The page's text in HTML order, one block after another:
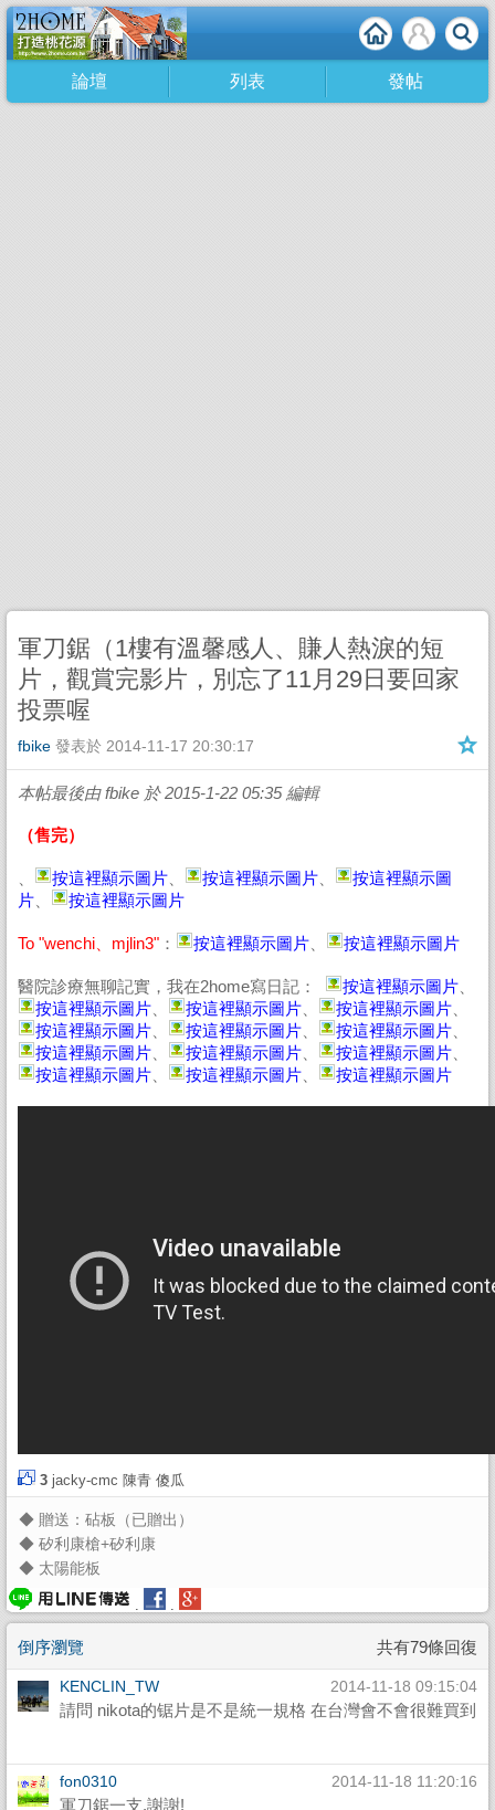
論壇 列表 發帖
軍刀鋸（1樓有溫馨感人、賺人熱淚的短
片，觀賞完影片，別忘了11月29日要回家
投票喔
fbike 發表於 2014-11-17 20:30:17
本帖最後由 fbike 於 2015-1-22 05:35 編輯
（售完）
按這裡顯示圖片 按這裡顯示圖片
按這裡顯示圖
片
按這裡顯示圖片
To "wenchi、mjlin3" ： 按這裡顯示圖片 按這裡顯示圖片
醫院診療無聊記實，我在2home寫日記： 按這裡顯示圖片
按這裡顯示圖片
按這裡顯示圖片 按這裡顯示圖片
按這裡顯示圖片
按這裡顯示圖片 按這裡顯示圖片
按這裡顯示圖片
按這裡顯示圖片 按這裡顯示圖片
按這裡顯示圖片
按這裡顯示圖片 按這裡顯示圖片
3 jacky-cmc 陳青 傻瓜
◆ 贈送：砧板（已贈出）
◆ 矽利康槍+矽利康
◆ 太陽能板
. .
倒序瀏覽 共有79條回復
KENCLIN_TW 2014-11-18 09:15:04
請問 nikota的锯片是不是統一規格 在台灣會不會很難買到
fon0310 2014-11-18 11:20:16
軍刀鋸一支.謝謝!